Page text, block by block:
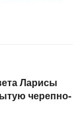
Ларисы
черепно-